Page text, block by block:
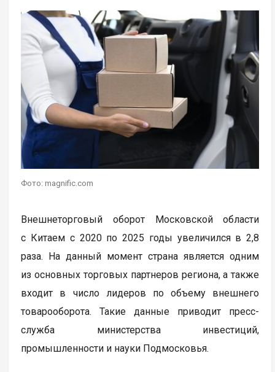
Фото: magnific.com
Внешнеторговый оборот Московской области
с Китаем с 2020 по 2025 годы увеличился в 2,8
раза. На данный момент страна является одним
из основных торговых партнеров региона, а также
входит в число лидеров по объему внешнего
товарооборота. Такие данные приводит пресс-
служба министерства инвестиций,
промышленности и науки Подмосковья.